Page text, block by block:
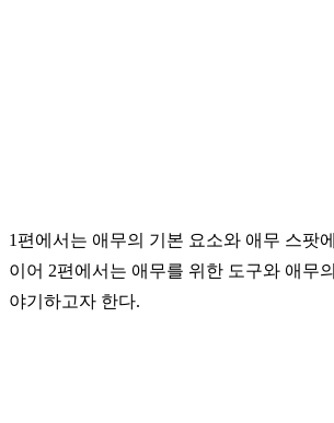
1 편에서는 애무의 기본 요소와 애무 스팟에
이어 2편에서는 애무를 위한 도구와 애무의
야기하고자 한다.